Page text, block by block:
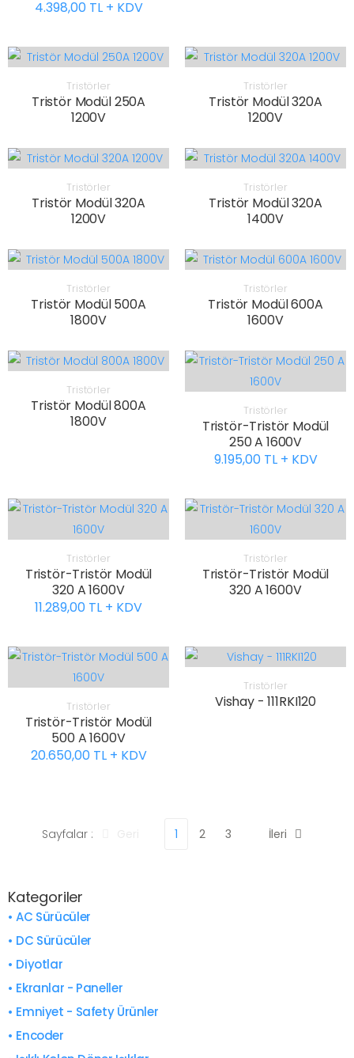
4.398,00 TL + KDV
Tristörler
Tristör Modül 250A
1200V
Tristörler
Tristör Modül 320A
1200V
Tristörler
Tristör Modül 320A
1200V
Tristörler
Tristör Modül 320A
1400V
Tristörler
Tristör Modül 500A
1800V
Tristörler
Tristör Modül 600A
1600V
Tristörler
Tristör Modül 800A
1800V
Tristörler
Tristör-Tristör Modül
250 A 1600V
9.195,00 TL + KDV
Tristörler
Tristör-Tristör Modül
320 A 1600V
11.289,00 TL + KDV
Tristörler
Tristör-Tristör Modül
320 A 1600V
Tristörler
Tristör-Tristör Modül
500 A 1600V
20.650,00 TL + KDV
Tristörler
Vishay - 111RKI120
Sayfalar : 1 2 3 İleri
Kategoriler
• AC Sürücüler
• DC Sürücüler
• Diyotlar
• Ekranlar - Paneller
• Emniyet - Safety Ürünler
• Encoder